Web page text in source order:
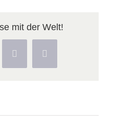
mit der Welt!
PinterestVk